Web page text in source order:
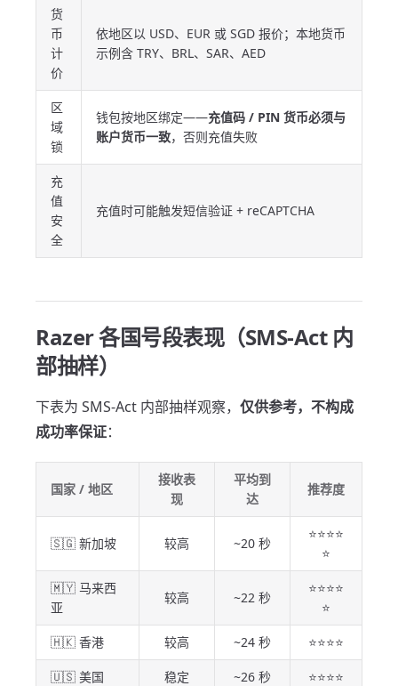
货
币
计
价
依地区以 USD、EUR 或 SGD 报价；本地货币
示例含 TRY、BRL、SAR、AED
区
域
锁
钱包按地区绑定——充值码 / PIN 货币必须与
账户货币一致，否则充值失败
充
值
安
全
充值时可能触发短信验证 + reCAPTCHA
Razer 各国号段表现（SMS-Act 内
部抽样）
下表为 SMS-Act 内部抽样观察， 仅供参考，不构成
成功率保证：
国家 / 地区
接收表
现
平均到
达
推荐度
🇸🇬 新加坡 较高 ~20 秒
⭐⭐⭐⭐
⭐
🇲🇾 马来西
亚
较高 ~22 秒
⭐⭐⭐⭐
⭐
🇭🇰 香港 较高 ~24 秒 ⭐⭐⭐⭐
🇺🇸 美国 稳定 ~26 秒 ⭐⭐⭐⭐